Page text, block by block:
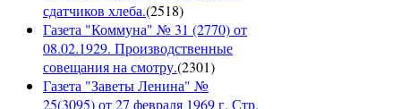
сдатчиков хлеба.(2518)
Газета "Коммуна" № 31 (2770) от
08.02.1929. Производственные
совещания на смотру.(2301)
Газета "Заветы Ленина" №
25(3095) от 27 февраля 1969 г. Стр.